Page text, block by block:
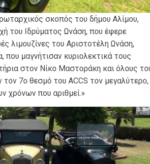
σκοπός του δήμου Αλίμου,
του Ιδρύματος Ωνάση, που έφερε
λιμουζίνες του Αριστοτέλη Ωνάση,
που μαγνήτισαν κυριολεκτικά τους
στον Νίκο Μαστοράκη και όλους
7ο θεσμό του ACCS τον μεγαλύτερο,
χρόνων που αριθμεί.»